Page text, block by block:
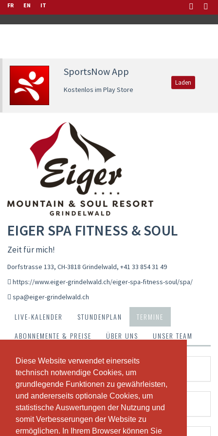
Diese Website verwendet einerseits
technisch notwendige Cookies, um
grundlegende Funktionen zu gewährleisten,
und andererseits optionale Cookies, um
statistische Auswertungen der Nutzung und
somit Verbesserungen der Website zu
ermöglichen. In Ihrem Browser können Sie
Diese Website verwendet einerseits
technisch notwendige Cookies, um
grundlegende Funktionen zu gewährleisten,
und andererseits optionale Cookies, um
statistische Auswertungen der Nutzung und
somit Verbesserungen der Website zu
ermöglichen. In Ihrem Browser können Sie
FR EN IT
SportsNow App
Kostenlos im Play Store
Laden
EIGER SPA FITNESS & SOUL
Zeit für mich!
Dorfstrasse 133, CH-3818 Grindelwald, +41 33 854 31 49
https://www.eiger-grindelwald.ch/eiger-spa-fitness-soul/spa/
spa@eiger-grindelwald.ch
LIVE-KALENDER STUNDENPLAN
TERMINE
ABONNEMENTE & PREISE
ÜBER UNS UNSER TEAM
Massagen
Privat Spa